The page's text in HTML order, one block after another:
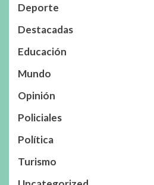
Deporte
Destacadas
Educación
Mundo
Opinión
Policiales
Política
Turismo